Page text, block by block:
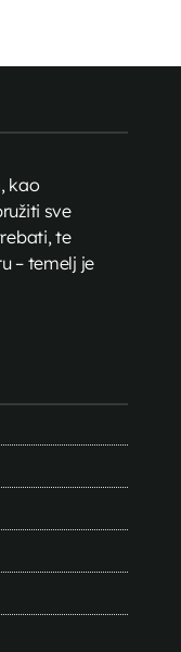
kao
sve
te
– temelj je